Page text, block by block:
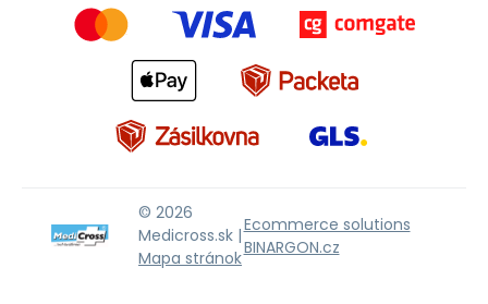
© 2026
Medicross.sk |
Mapa stránok
Ecommerce solutions
BINARGON.cz